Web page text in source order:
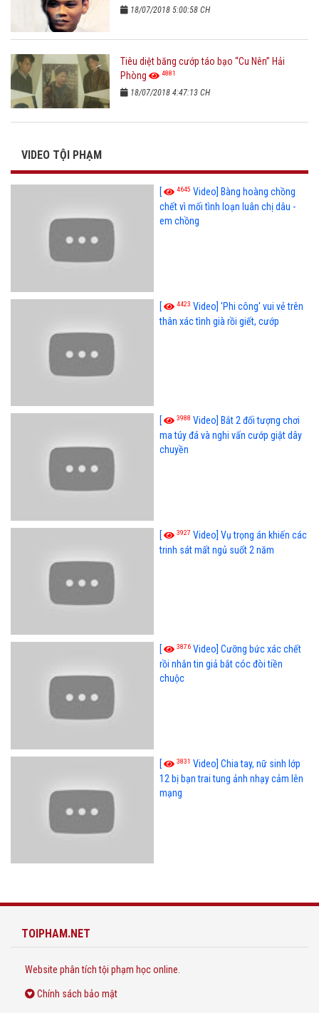
18/07/2018 5:00:58 CH
Tiêu diệt băng cướp táo bạo “Cu Nên” Hải
Phòng
4881
18/07/2018 4:47:13 CH
VIDEO TỘI PHẠM
[ 4645 Video] Bàng hoàng chồng
chết vì mối tình loạn luân chị dâu -
em chồng
[ 4423 Video] 'Phi công' vui vẻ trên
thân xác tình già rồi giết, cướp
[ 3988 Video] Bắt 2 đối tượng chơi
ma túy đá và nghi vấn cướp giật dây
chuyền
[ 3927 Video] Vụ trọng án khiến các
trinh sát mất ngủ suốt 2 năm
[ 3876 Video] Cưỡng bức xác chết
rồi nhắn tin giả bắt cóc đòi tiền
chuộc
[ 3831 Video] Chia tay, nữ sinh lớp
12 bị bạn trai tung ảnh nhạy cảm lên
mạng
TOIPHAM.NET
Website phân tích tội phạm học online.
Chính sách bảo mật